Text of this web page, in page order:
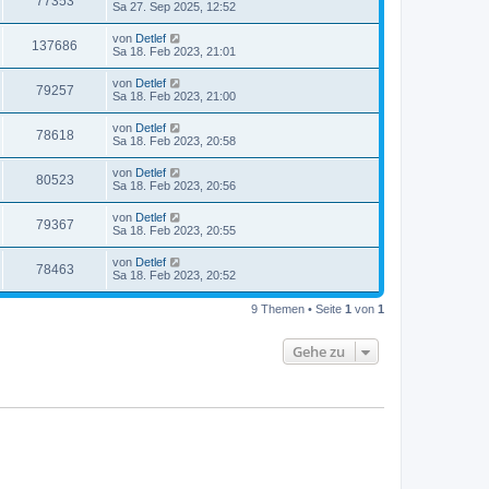
Sa 27. Sep 2025, 12:52
137686 von Detlef
Sa 18. Feb 2023, 21:01
79257 von Detlef
Sa 18. Feb 2023, 21:00
78618 von Detlef
Sa 18. Feb 2023, 20:58
80523 von Detlef
Sa 18. Feb 2023, 20:56
79367 von Detlef
Sa 18. Feb 2023, 20:55
78463 von Detlef
Sa 18. Feb 2023, 20:52
9 Themen • Seite 1 von 1
Gehe zu